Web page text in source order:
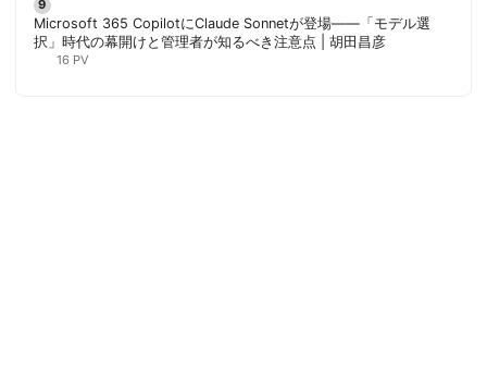
Microsoft 365 CopilotにClaude Sonnetが登場——「モデル選
択」時代の幕開けと管理者が知るべき注意点 | 胡田昌彦
16 PV